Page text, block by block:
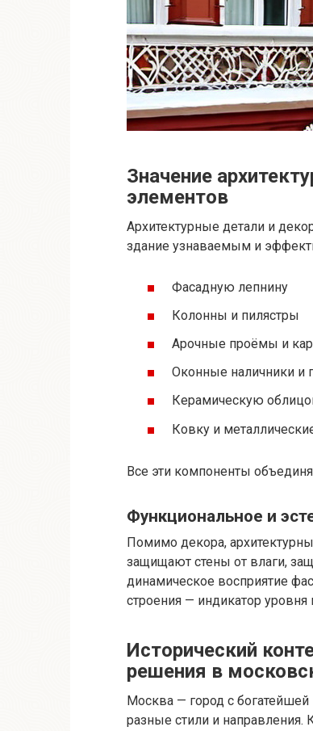
Значение
элементов
Архитектурные детали и
здание узнаваемым и
Фасадную лепнину
Колонны и пилястры
Арочные проёмы и
Оконные наличники и
Керамическую
Ковку и
Все эти компоненты
Функциональное и
Помимо декора,
защищают стены от влаги,
динамическое восприятие
строения — индикатор
Исторический
решения в
Москва — город с
разные стили и